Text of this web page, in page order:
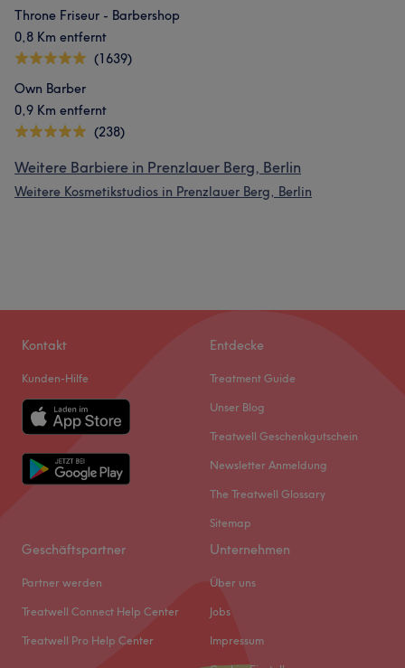
Throne Friseur - Barbershop
0,8 Km entfernt
(1639)
Own Barber
0,9 Km entfernt
(238)
Weitere Barbiere in Prenzlauer Berg, Berlin
Weitere Kosmetikstudios in Prenzlauer Berg, Berlin
Kontakt
Kunden-Hilfe
Entdecke
Treatment Guide
Unser Blog
Treatwell Geschenkgutschein
Newsletter Anmeldung
The Treatwell Glossary
Sitemap
Geschäftspartner
Partner werden
Treatwell Connect Help Center
Treatwell Pro Help Center
Unternehmen
Über uns
Jobs
Impressum